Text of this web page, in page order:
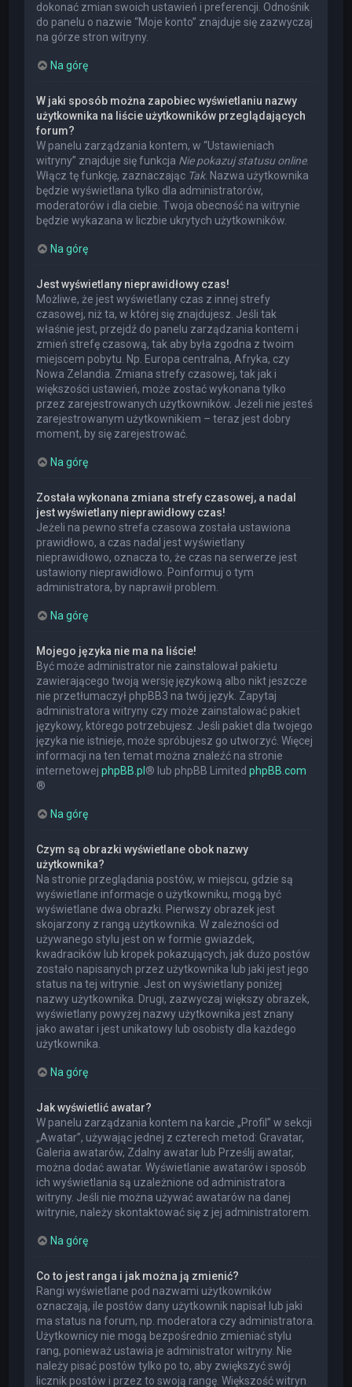
dokonać zmian swoich ustawień i preferencji. Odnośnik
do panelu o nazwie “Moje konto” znajduje się zazwyczaj
na górze stron witryny.
Na górę
W jaki sposób można zapobiec wyświetlaniu nazwy
użytkownika na liście użytkowników przeglądających
forum?
W panelu zarządzania kontem, w “Ustawieniach
witryny” znajduje się funkcja Nie pokazuj statusu online.
Włącz tę funkcję, zaznaczając Tak. Nazwa użytkownika
będzie wyświetlana tylko dla administratorów,
moderatorów i dla ciebie. Twoja obecność na witrynie
będzie wykazana w liczbie ukrytych użytkowników.
Na górę
Jest wyświetlany nieprawidłowy czas!
Możliwe, że jest wyświetlany czas z innej strefy
czasowej, niż ta, w której się znajdujesz. Jeśli tak
właśnie jest, przejdź do panelu zarządzania kontem i
zmień strefę czasową, tak aby była zgodna z twoim
miejscem pobytu. Np. Europa centralna, Afryka, czy
Nowa Zelandia. Zmiana strefy czasowej, tak jak i
większości ustawień, może zostać wykonana tylko
przez zarejestrowanych użytkowników. Jeżeli nie jesteś
zarejestrowanym użytkownikiem – teraz jest dobry
moment, by się zarejestrować.
Na górę
Została wykonana zmiana strefy czasowej, a nadal
jest wyświetlany nieprawidłowy czas!
Jeżeli na pewno strefa czasowa została ustawiona
prawidłowo, a czas nadal jest wyświetlany
nieprawidłowo, oznacza to, że czas na serwerze jest
ustawiony nieprawidłowo. Poinformuj o tym
administratora, by naprawił problem.
Na górę
Mojego języka nie ma na liście!
Być może administrator nie zainstalował pakietu
zawierającego twoją wersję językową albo nikt jeszcze
nie przetłumaczył phpBB3 na twój język. Zapytaj
administratora witryny czy może zainstalować pakiet
językowy, którego potrzebujesz. Jeśli pakiet dla twojego
języka nie istnieje, może spróbujesz go utworzyć. Więcej
informacji na ten temat można znaleźć na stronie
internetowejphpBB.pl ® lub phpBB LimitedphpBB.com
®
Na górę
Czym są obrazki wyświetlane obok nazwy
użytkownika?
Na stronie przeglądania postów, w miejscu, gdzie są
wyświetlane informacje o użytkowniku, mogą być
wyświetlane dwa obrazki. Pierwszy obrazek jest
skojarzony z rangą użytkownika. W zależności od
używanego stylu jest on w formie gwiazdek,
kwadracików lub kropek pokazujących, jak dużo postów
zostało napisanych przez użytkownika lub jaki jest jego
status na tej witrynie. Jest on wyświetlany poniżej
nazwy użytkownika. Drugi, zazwyczaj większy obrazek,
wyświetlany powyżej nazwy użytkownika jest znany
jako awatar i jest unikatowy lub osobisty dla każdego
użytkownika.
Na górę
Jak wyświetlić awatar?
W panelu zarządzania kontem na karcie „Profil” w sekcji
„Awatar”, używając jednej z czterech metod: Gravatar,
Galeria awatarów, Zdalny awatar lub Prześlij awatar,
można dodać awatar. Wyświetlanie awatarów i sposób
ich wyświetlania są uzależnione od administratora
witryny. Jeśli nie można używać awatarów na danej
witrynie, należy skontaktować się z jej administratorem.
Na górę
Co to jest ranga i jak można ją zmienić?
Rangi wyświetlane pod nazwami użytkowników
oznaczają, ile postów dany użytkownik napisał lub jaki
ma status na forum, np. moderatora czy administratora.
Użytkownicy nie mogą bezpośrednio zmieniać stylu
rang, ponieważ ustawia je administrator witryny. Nie
należy pisać postów tylko po to, aby zwiększyć swój
licznik postów i przez to swoją rangę. Większość witryn